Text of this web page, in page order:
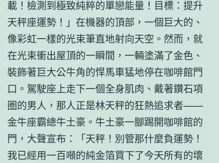
載！檢測到極致純粹的單戀能量！目標：提升
天秤座運勢！」在機器的頂部，一個巨大的、
像彩虹一樣的光束筆直地射向天空。然而，就
在光束衝出屋頂的一瞬間，一輛塗滿了金色、
裝飾著巨大公牛角的悍馬車猛地停在咖啡館門
口。駕駛座上走下一個全身肌肉、戴著鑽石項
圈的男人，那人正是林天秤的狂熱追求者——
金牛座霸總牛土豪。牛土豪一腳踢開咖啡館的
門，大聲宣布：「天秤！別管那什麼負運勢！
我已經用一百噸的純金箔買下了今天所有的壞